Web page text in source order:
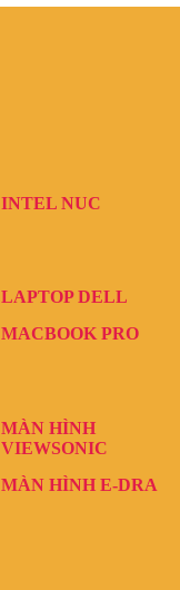
INTEL NUC
LAPTOP DELL
MACBOOK PRO
MÀN HÌNH
VIEWSONIC
MÀN HÌNH E-DRA